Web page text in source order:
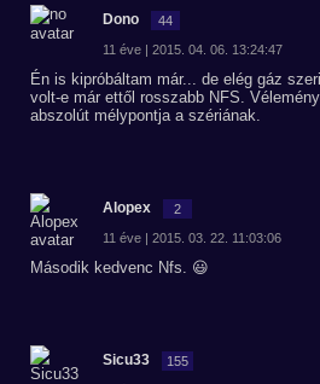
Dono 44
11 éve | 2015. 04. 06. 13:24:47
Én is kipróbáltam már... de elég gáz
volt-e már ettől rosszabb NFS.
abszolút mélypontja a szériának.
Alopex 2
11 éve | 2015. 03. 22. 11:03:06
Második kedvenc Nfs. 😃
Sicu33 155